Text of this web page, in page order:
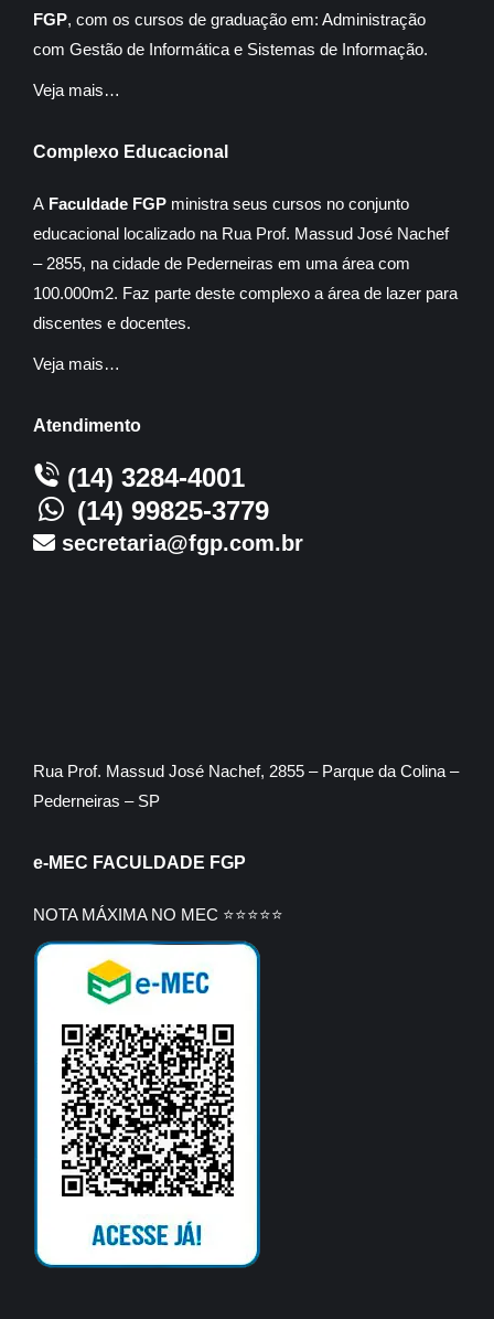
FGP, com os cursos de graduação em: Administração
com Gestão de Informática e Sistemas de Informação.
Veja mais…
Complexo Educacional
A Faculdade FGP ministra seus cursos no conjunto
educacional localizado na Rua Prof. Massud José Nachef
– 2855, na cidade de Pederneiras em uma área com
100.000m2. Faz parte deste complexo a área de lazer para
discentes e docentes.
Veja mais…
Atendimento
(14) 3284-4001
(14) 99825-3779
secretaria@fgp.com.br
Rua Prof. Massud José Nachef, 2855 – Parque da Colina –
Pederneiras – SP
e-MEC FACULDADE FGP
NOTA MÁXIMA NO MEC ⭐⭐⭐⭐⭐